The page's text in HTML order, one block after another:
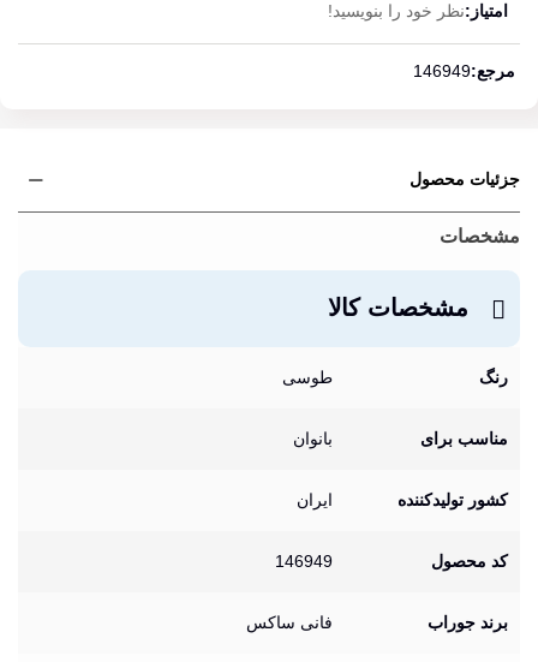
امتیاز:نظر خود را بنویسید!
مرجع:146949
جزئیات محصول
مشخصات
مشخصات کالا
رنگ طوسی
مناسب برای بانوان
کشور تولیدکننده ایران
کد محصول 146949
برند جوراب فانی ساکس